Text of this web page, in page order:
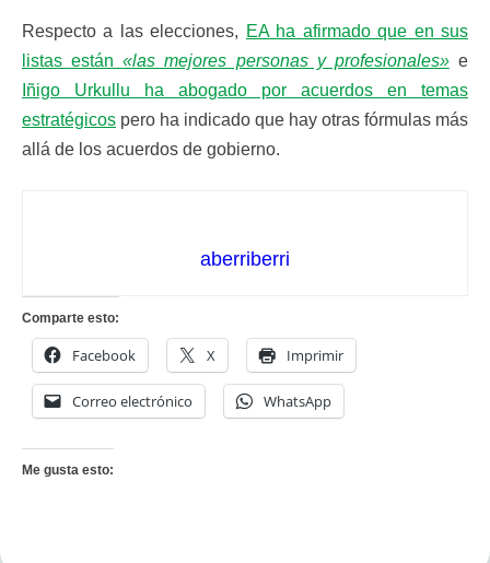
Respecto a las elecciones, EA ha afirmado que en sus
listas están«las mejores personas y profesionales»e
Iñigo Urkullu ha abogado por acuerdos en temas
estratégicos pero ha indicado que hay otras fórmulas más
allá de los acuerdos de gobierno.
aberriberri
Comparte esto:
Facebook X Imprimir
Correo electrónico WhatsApp
Me gusta esto: